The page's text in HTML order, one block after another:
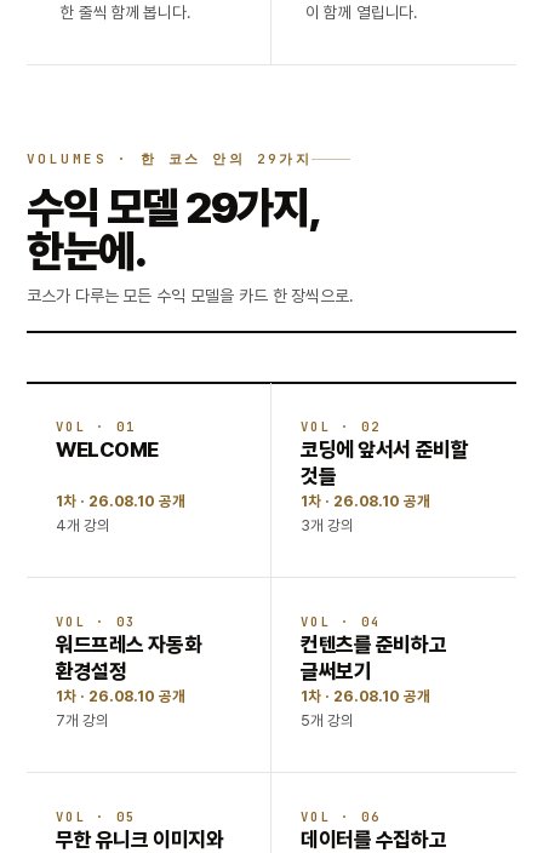
한 줄씩 함께 봅니다. 이 함께 열립니다.
VOLUMES · 한 코스 안의 29가지
수익 모델 29가지,
한눈에.
코스가 다루는 모든 수익 모델을 카드 한 장씩으로.
VOL · 01
WELCOME
1차 · 26.08.10 공개
4개 강의
VOL · 02
코딩에 앞서서 준비할
것들
1차 · 26.08.10 공개
3개 강의
VOL · 03
워드프레스 자동화
환경설정
1차 · 26.08.10 공개
7개 강의
VOL · 04
컨텐츠를 준비하고
글써보기
1차 · 26.08.10 공개
5개 강의
VOL · 05
무한 유니크 이미지와
VOL · 06
데이터를 수집하고